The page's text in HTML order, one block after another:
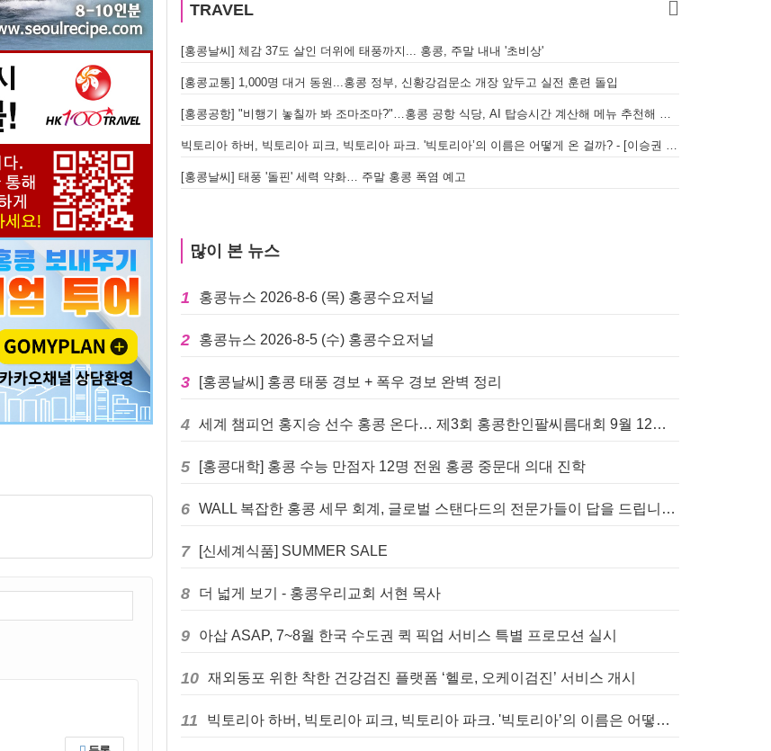
TRAVEL
[홍콩날씨] 체감 37도 살인 더위에 태풍까지... 홍콩, 주말 내내 '초비상'
[홍콩교통] 1,000명 대거 동원...홍콩 정부, 신황강검문소 개장 앞두고 실전 훈련 돌입
[홍콩공항] "비행기 놓칠까 봐 조마조마?"…홍콩 공항 식당, AI 탑승시간 계산해 메뉴 추천해 준다
빅토리아 하버, 빅토리아 피크, 빅토리아 파크. '빅토리아’의 이름은 어떻게 온 걸까? - [이승권 원장의 생활칼럼]
[홍콩날씨] 태풍 '돌핀' 세력 약화… 주말 홍콩 폭염 예고
많이 본 뉴스
1 홍콩뉴스 2026-8-6 (목) 홍콩수요저널
2 홍콩뉴스 2026-8-5 (수) 홍콩수요저널
3 [홍콩날씨] 홍콩 태풍 경보 + 폭우 경보 완벽 정리
4 세계 챔피언 홍지승 선수 홍콩 온다… 제3회 홍콩한인팔씨름대회 9월 12일 개최
5 [홍콩대학] 홍콩 수능 만점자 12명 전원 홍콩 중문대 의대 진학
6 WALL 복잡한 홍콩 세무 회계, 글로벌 스탠다드의 전문가들이 답을 드립니다! - 법인설립, 회계, 감사
7 [신세계식품] SUMMER SALE
8 더 넓게 보기 - 홍콩우리교회 서현 목사
9 아삽 ASAP, 7~8월 한국 수도권 퀵 픽업 서비스 특별 프로모션 실시
10 재외동포 위한 착한 건강검진 플랫폼 ‘헬로, 오케이검진’ 서비스 개시
11 빅토리아 하버, 빅토리아 피크, 빅토리아 파크. '빅토리아’의 이름은 어떻게 온 걸까? - [이승권 원장의 생활칼럼]